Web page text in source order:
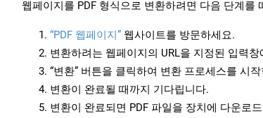
웹페이지를 PDF 형식으로 변환하려면 다음 단계를
“PDF 웹페이지” 웹사이트를 방문하세요.
변환하려는 웹페이지의 URL을 지정된 입력
“변환” 버튼을 클릭하여 변환 프로세스를 시
변환이 완료될 때까지 기다립니다.
변환이 완료되면 PDF 파일을 장치에 다운로